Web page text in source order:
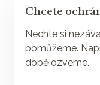
Chcete
Nechte si
pomůžeme.
době ozveme.